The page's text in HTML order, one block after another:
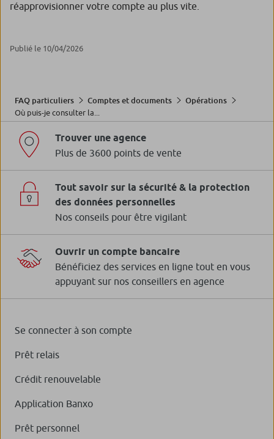
réapprovisionner votre compte au plus vite.
Publié le 10/04/2026
FAQ particuliers Comptes et documents
Opérations
Où puis-je consulter la...
Trouver une agence
Plus de 3600 points de vente
Tout savoir sur la sécurité & la protection
des données personnelles
Nos conseils pour être vigilant
Ouvrir un compte bancaire
Bénéficiez des services en ligne tout en vous
appuyant sur nos conseillers en agence
Se connecter à son compte
Prêt relais
Crédit renouvelable
Application Banxo
Prêt personnel